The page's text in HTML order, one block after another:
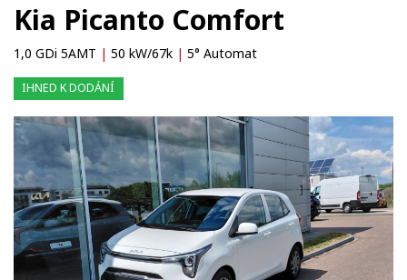
Kia Picanto Comfort
1,0 GDi 5AMT | 50 kW/67k | 5° Automat
IHNED K DODÁNÍ